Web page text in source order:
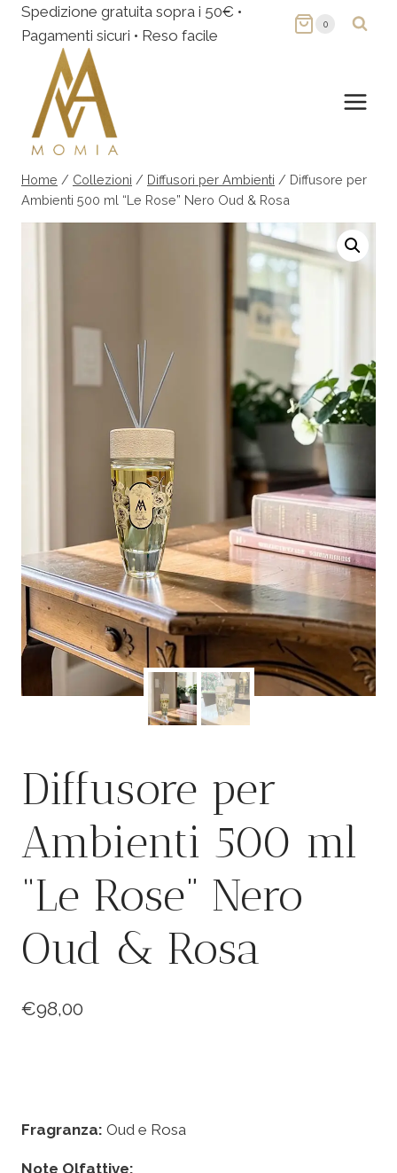
Salta
contenuto
Spedizione gratuita sopra i 50€ •
Pagamenti sicuri • Reso facile
0
Home / Collezioni / Diffusori per Ambienti / Diffusore per
Ambienti 500 ml “Le Rose” Nero Oud & Rosa
Diffusore per
Ambienti 500 ml
“Le Rose” Nero
Oud & Rosa
€98,00
Fragranza: Oud e Rosa
Note Olfattive: